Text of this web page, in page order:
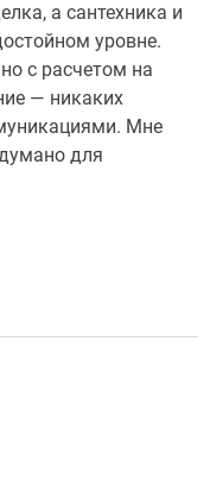
а сантехника и
уровне.
с расчетом на
— никаких
Мне
для